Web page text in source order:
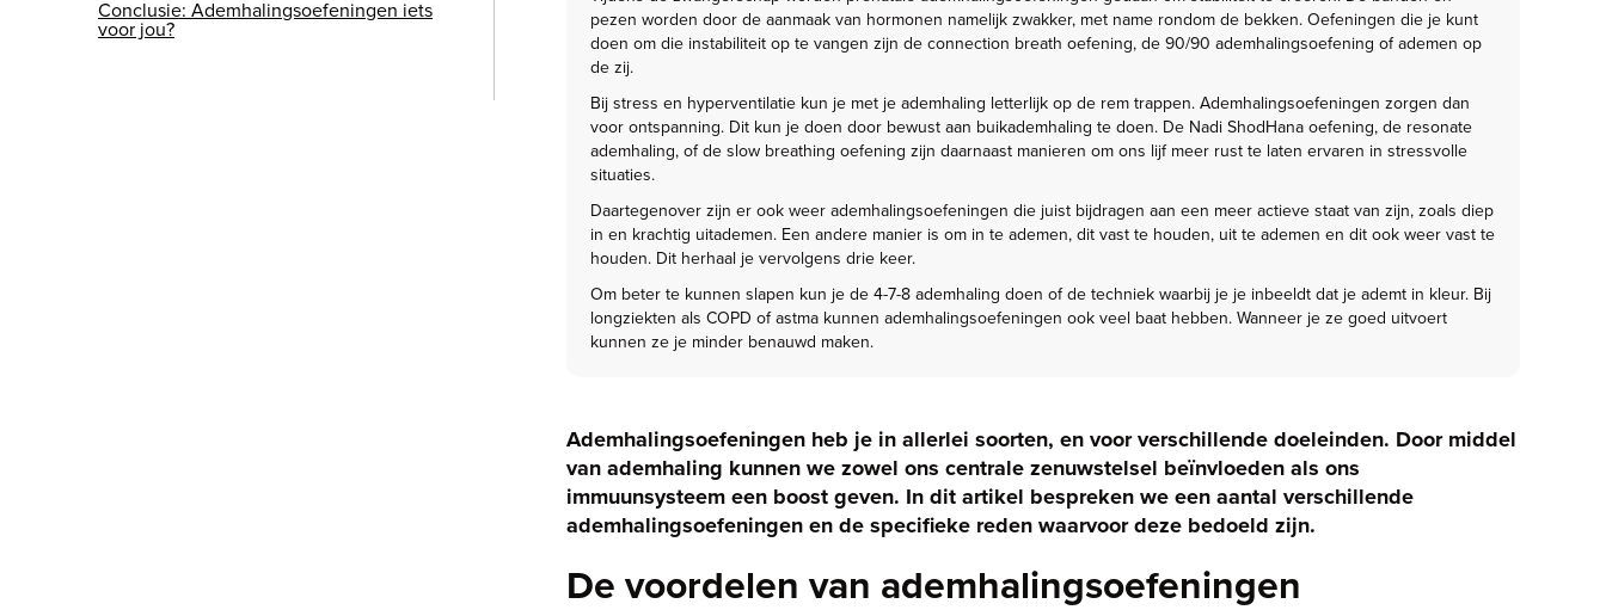
Conclusie: Ademhalingsoefeningen iets
voor jou?
pezen worden door de aanmaak van hormonen namelijk zwakker, met name rondom de bekken. Oefeningen die je kunt
doen om die instabiliteit op te vangen zijn de connection breath oefening, de 90/90 ademhalingsoefening of ademen op
de zij.
Bij stress en hyperventilatie kun je met je ademhaling letterlijk op de rem trappen. Ademhalingsoefeningen zorgen dan
voor ontspanning. Dit kun je doen door bewust aan buikademhaling te doen. De Nadi ShodHana oefening, de resonate
ademhaling, of de slow breathing oefening zijn daarnaast manieren om ons lijf meer rust te laten ervaren in stressvolle
situaties.
Daartegenover zijn er ook weer ademhalingsoefeningen die juist bijdragen aan een meer actieve staat van zijn, zoals diep
in en krachtig uitademen. Een andere manier is om in te ademen, dit vast te houden, uit te ademen en dit ook weer vast te
houden. Dit herhaal je vervolgens drie keer.
Om beter te kunnen slapen kun je de 4-7-8 ademhaling doen of de techniek waarbij je je inbeeldt dat je ademt in kleur. Bij
longziekten als COPD of astma kunnen ademhalingsoefeningen ook veel baat hebben. Wanneer je ze goed uitvoert
kunnen ze je minder benauwd maken.
Ademhalingsoefeningen heb je in allerlei soorten, en voor verschillende doeleinden. Door middel
van ademhaling kunnen we zowel ons centrale zenuwstelsel beïnvloeden als ons
immuunsysteem een boost geven. In dit artikel bespreken we een aantal verschillende
ademhalingsoefeningen en de specifieke reden waarvoor deze bedoeld zijn.
De voordelen van ademhalingsoefeningen